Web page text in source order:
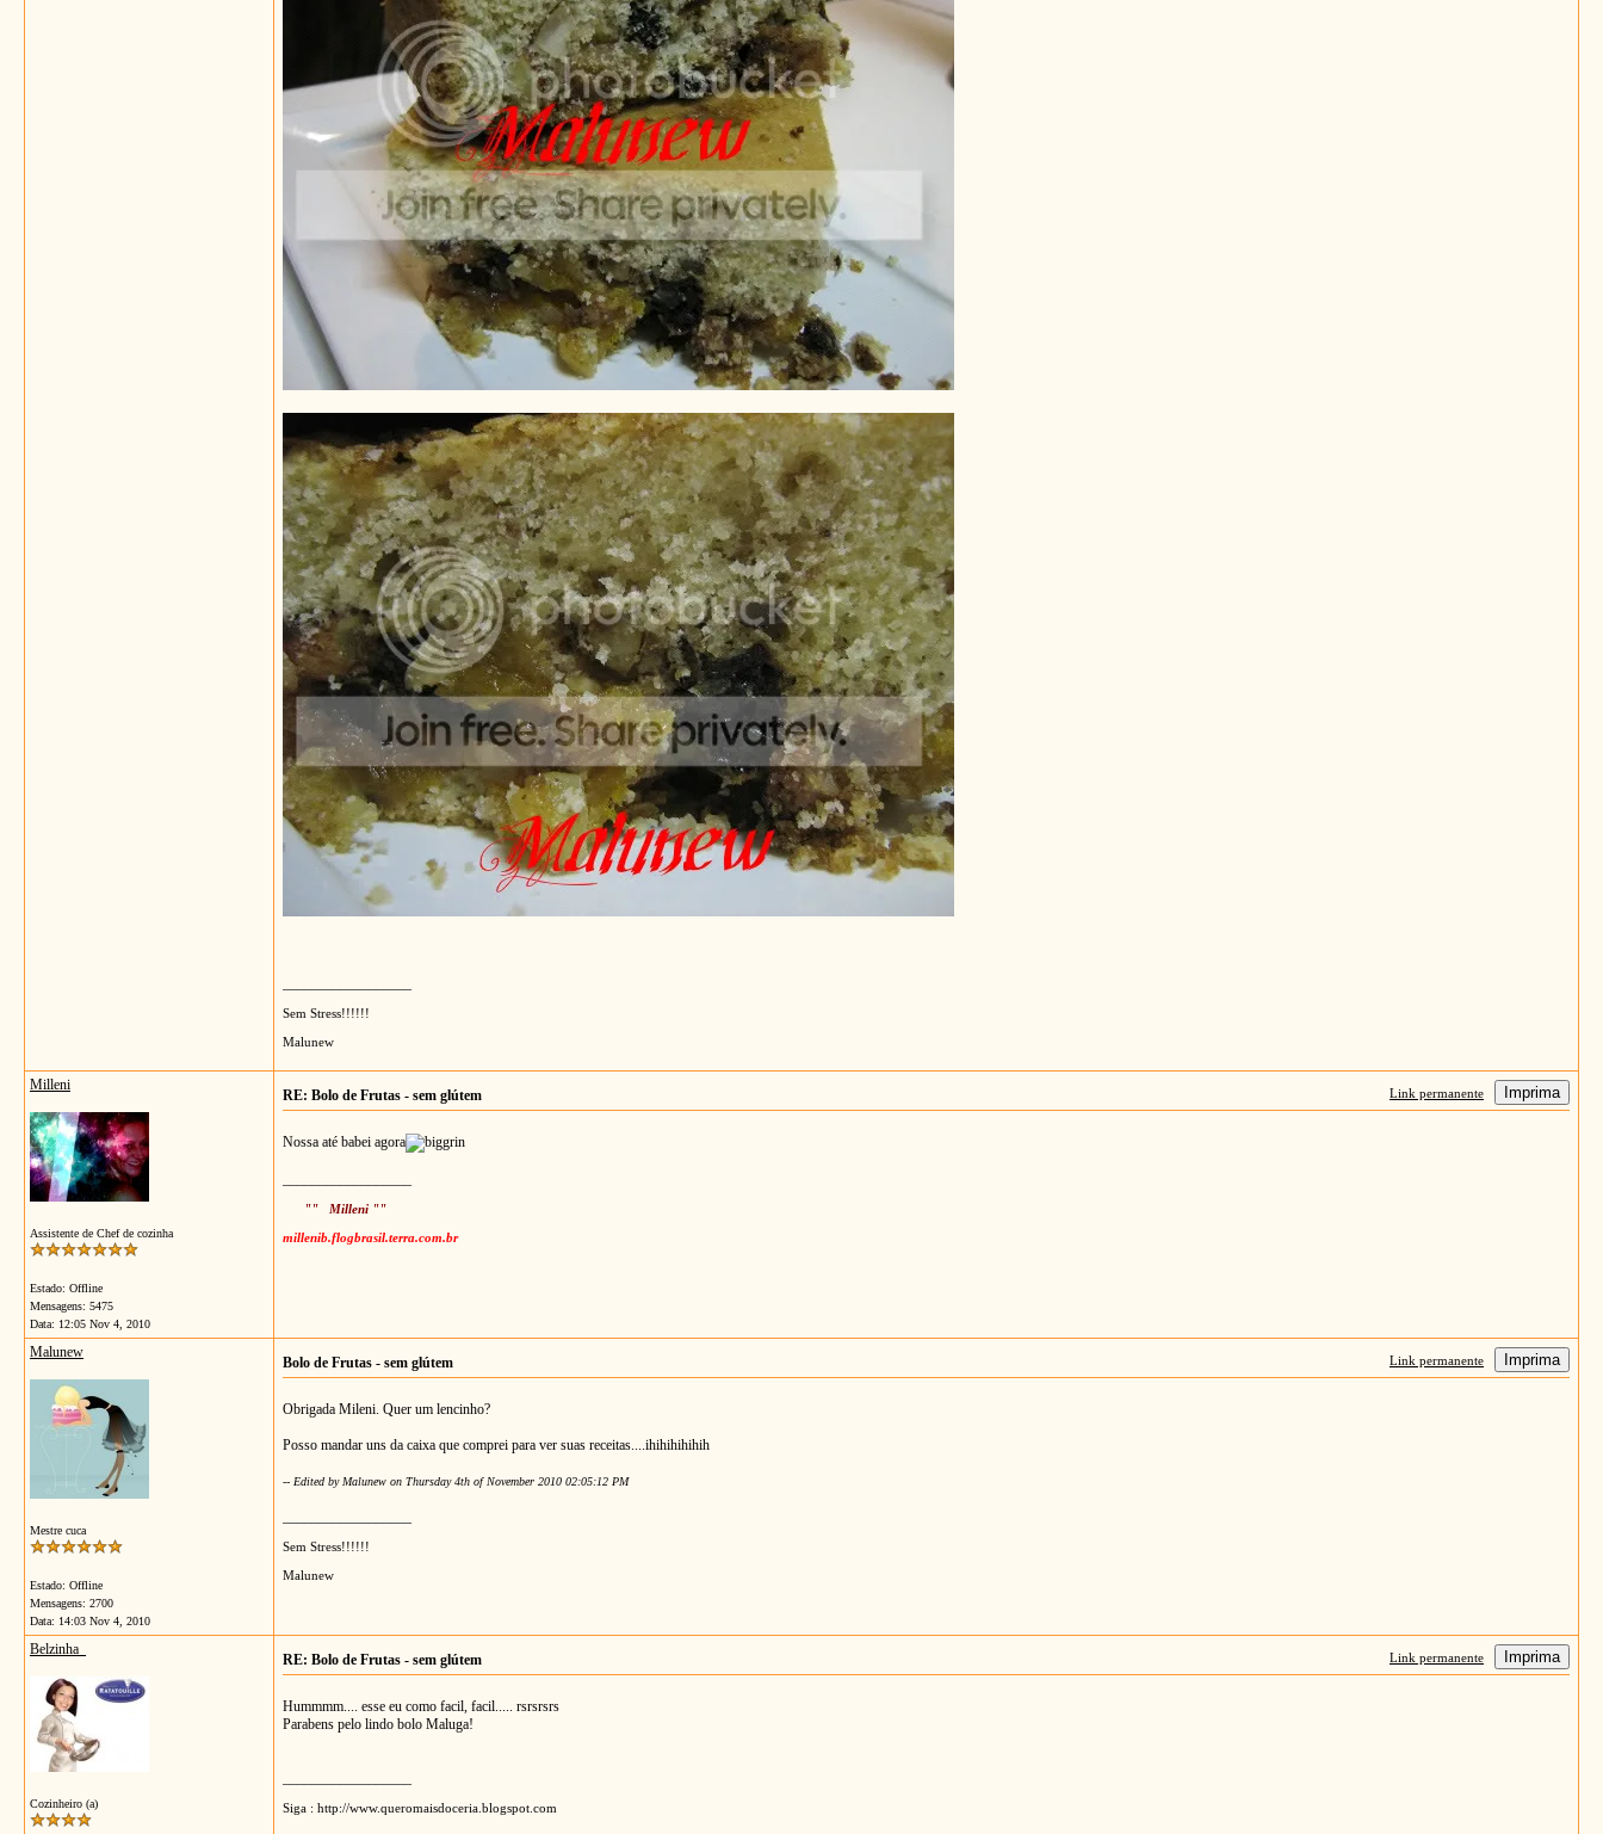
Sem Stress!!!!!!
Malunew
Milleni
Assistente de Chef de cozinha
Estado: Offline
Mensagens: 5475
Data: 12:05 Nov 4, 2010
RE: Bolo de Frutas - sem glútem Link permanente Imprima
Nossa até babei agora
"" Milleni ""
millenib.flogbrasil.terra.com.br
Malunew
Mestre cuca
Estado: Offline
Mensagens: 2700
Data: 14:03 Nov 4, 2010
Bolo de Frutas - sem glútem Link permanente Imprima
Obrigada Mileni. Quer um lencinho?
Posso mandar uns da caixa que comprei para ver suas receitas....ihihihihihih
-- Edited by Malunew on Thursday 4th of November 2010 02:05:12 PM
Sem Stress!!!!!!
Malunew
Belzinha_
Cozinheiro (a)
RE: Bolo de Frutas - sem glútem Link permanente Imprima
Hummmm.... esse eu como facil, facil..... rsrsrsrs
Parabens pelo lindo bolo Maluga!
Siga : http://www.queromaisdoceria.blogspot.com